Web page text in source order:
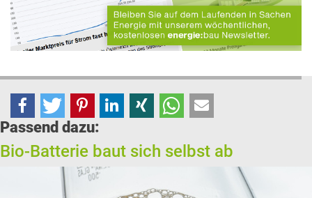
Passend dazu:
Bio-Batterie baut sich selbst ab